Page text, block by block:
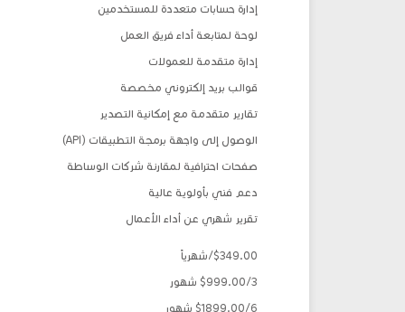
إدارة حسابات متعددة للمستخدمين
لوحة لمتابعة أداء فريق العمل
إدارة متقدمة للعمولات
قوالب بريد إلكتروني مخصصة
تقارير متقدمة مع إمكانية التصدير
الوصول إلى واجهة برمجة التطبيقات (API)
صفحات احترافية لمقارنة شركات الوساطة
دعم فني بأولوية عالية
تقرير شهري عن أداء الأعمال
$349.00/شهرياً
$999.00/3 شهور
$1899.00/6 شهور